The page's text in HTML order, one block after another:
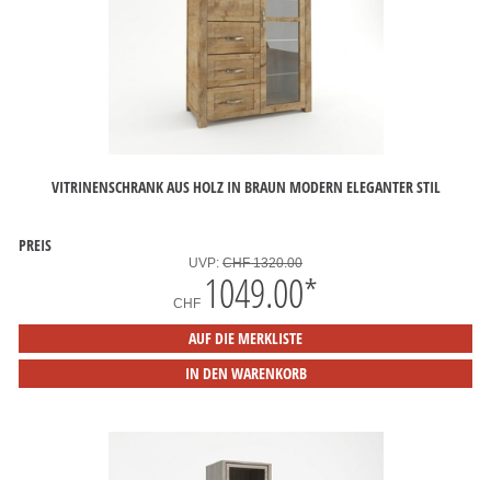
VITRINENSCHRANK AUS HOLZ IN BRAUN MODERN ELEGANTER STIL
PREIS
UVP: CHF 1320.00
CHF 1049.00*
AUF DIE MERKLISTE
IN DEN WARENKORB